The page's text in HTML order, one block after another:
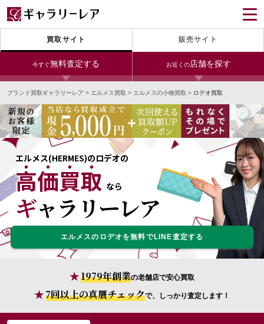
買取サイト 販売サイト
今すぐ無料査定する お近くの店舗を探す
今すぐLINE査定
24時間受付（対応時間10:00～19:00）
宅配買取を申し込む
無料の宅配キットをお届けします
今すぐ電話査定
受付時間 10:00～19:00
宅配買取を申し込む
無料の宅配キットをお届けします
ブランド買取ギャラリーレア > エルメス買取 > エルメスの小物買取 > ロデオ買取
エルメス(HERMES)のロデオの
高価買取 なら
ギャラリーレア
エルメスのロデオを無料でLINE査定する
1979年創業の老舗店で安心買取
7回以上の真贋チェックで、しっかり査定します！